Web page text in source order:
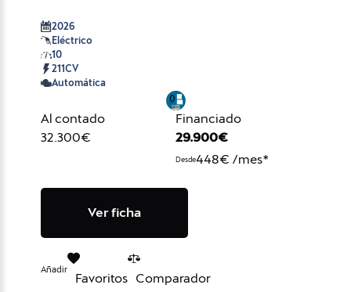
2026
Eléctrico
10
211CV
Automática
Al contado
32.300€
Financiado
29.900€
Desde448€ /mes*
Ver ficha
Añadir
Favoritos Comparador